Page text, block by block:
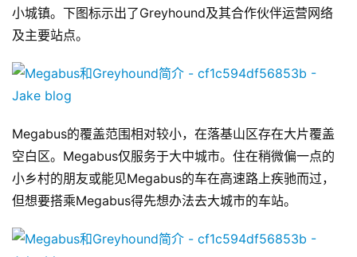
小城镇。下图标示出了Greyhound及其合作伙伴运营网络
及主要站点。
Megabus的覆盖范围相对较小，在落基山区存在大片覆盖
空白区。Megabus仅服务于大中城市。住在稍微偏一点的
小乡村的朋友或能见Megabus的车在高速路上疾驰而过，
但想要搭乘Megabus得先想办法去大城市的车站。